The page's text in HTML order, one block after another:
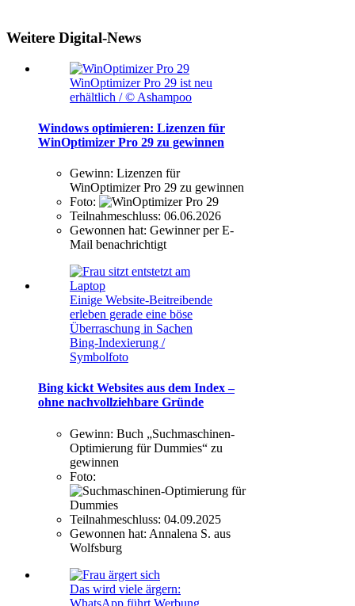
Weitere Digital-News
WinOptimizer Pro 29 ist neu
erhältlich / © Ashampoo
Windows optimieren: Lizenzen für
WinOptimizer Pro 29 zu gewinnen
Gewinn: Lizenzen für
WinOptimizer Pro 29 zu gewinnen
Foto:
Teilnahmeschluss: 06.06.2026
Gewonnen hat: Gewinner per E-
Mail benachrichtigt
Einige Website-Beitreibende
erleben gerade eine böse
Überraschung in Sachen
Bing-Indexierung /
Symbolfoto
Bing kickt Websites aus dem Index –
ohne nachvollziehbare Gründe
Gewinn: Buch „Suchmaschinen-
Optimierung für Dummies“ zu
gewinnen
Foto:
Teilnahmeschluss: 04.09.2025
Gewonnen hat: Annalena S. aus
Wolfsburg
Das wird viele ärgern:
WhatsApp führt Werbung